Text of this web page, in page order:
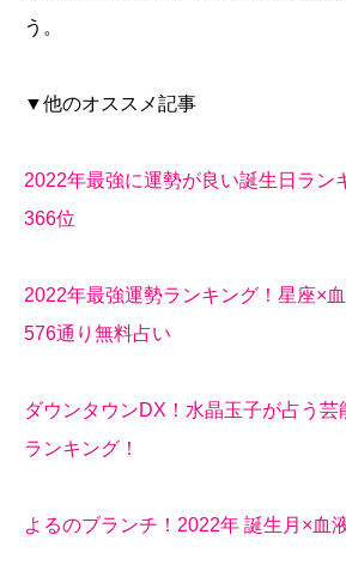
う。
▼他のオススメ記事
2022年最強に運勢が良い誕生日ラン
366位
2022年最強運勢ランキング！星座×
576通り無料占い
ダウンタウンDX！水晶玉子が占う芸
ランキング！
よるのブランチ！2022年 誕生月×血